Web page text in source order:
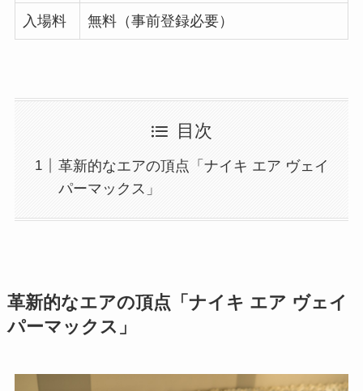
入場料 無料（事前登録必要）
目次
革新的なエアの頂点「ナイキ エア ヴェイ
パーマックス」
革新的なエアの頂点「ナイキ エア ヴェイ
パーマックス」